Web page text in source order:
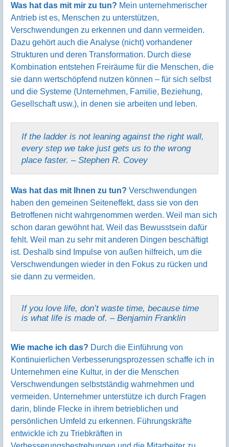
Was hat das mit mir zu tun? Mein unternehmerischer
Antrieb ist es, Menschen zu unterstützen,
Verschwendungen zu erkennen und dann vermeiden.
Dazu gehört auch die Analyse (nicht) vorhandener
Strukturen und deren Transformation. Durch diese
Kombination entstehen Freiräume für die Menschen, die
sie dann wertschöpfend nutzen können – für sich selbst
und die Systeme (Unternehmen, Familie, Beziehung,
Gesellschaft usw.), in denen sie arbeiten und leben.
If the ladder is not leaning against the right wall,
every step we take just gets us to the wrong
place faster. – Stephen R. Covey
Was hat das mit Ihnen zu tun? Verschwendungen
haben den gemeinen Seiteneffekt, dass sie von den
Betroffenen nicht wahrgenommen werden. Weil man sich
schon daran gewöhnt hat. Weil das Bewusstsein dafür
fehlt. Weil man zu sehr mit anderen Dingen beschäftigt
ist. Deshalb sind Impulse von außen hilfreich, um die
Verschwendungen wieder in den Fokus zu rücken und
sie dann zu vermeiden.
If you love life, don’t waste time, because time
is what life is made of. – Benjamin Franklin
Wie mache ich das? Durch die Einführung von
Kontinuierlichen Verbesserungsprozessen schaffe ich in
Unternehmen eine Kultur, in der die Menschen
Verschwendungen selbstständig wahr­nehmen und
vermeiden. Unternehmer unterstütze ich durch Fragen
darin, blinde Flecke in ihrem betrieblichen und
persönlichen Umfeld zu erkennen. Führungskräfte
entwickle ich zu Triebkräften in